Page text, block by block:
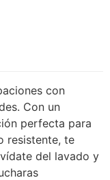
con
Con un
perfecta para
resistente, te
del lavado y